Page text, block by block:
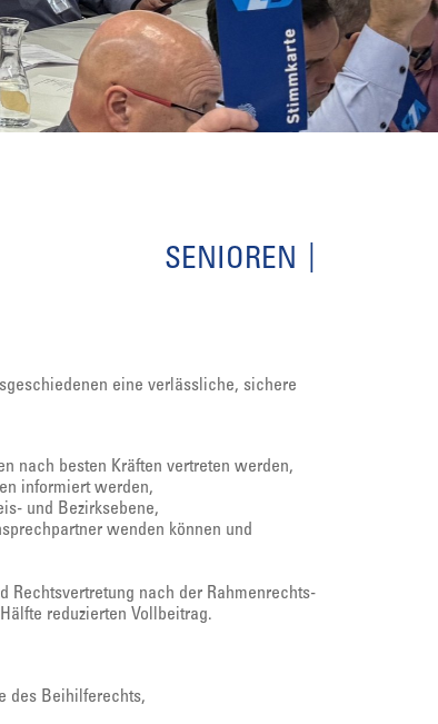
SENIOREN
eine verlässliche, sichere
nach besten Kräften vertreten werden,
informiert werden,
und Bezirksebene,
wenden können und
Rechtsvertretung nach der Rahmenrechts-
reduzierten Vollbeitrag.
des Beihilferechts,